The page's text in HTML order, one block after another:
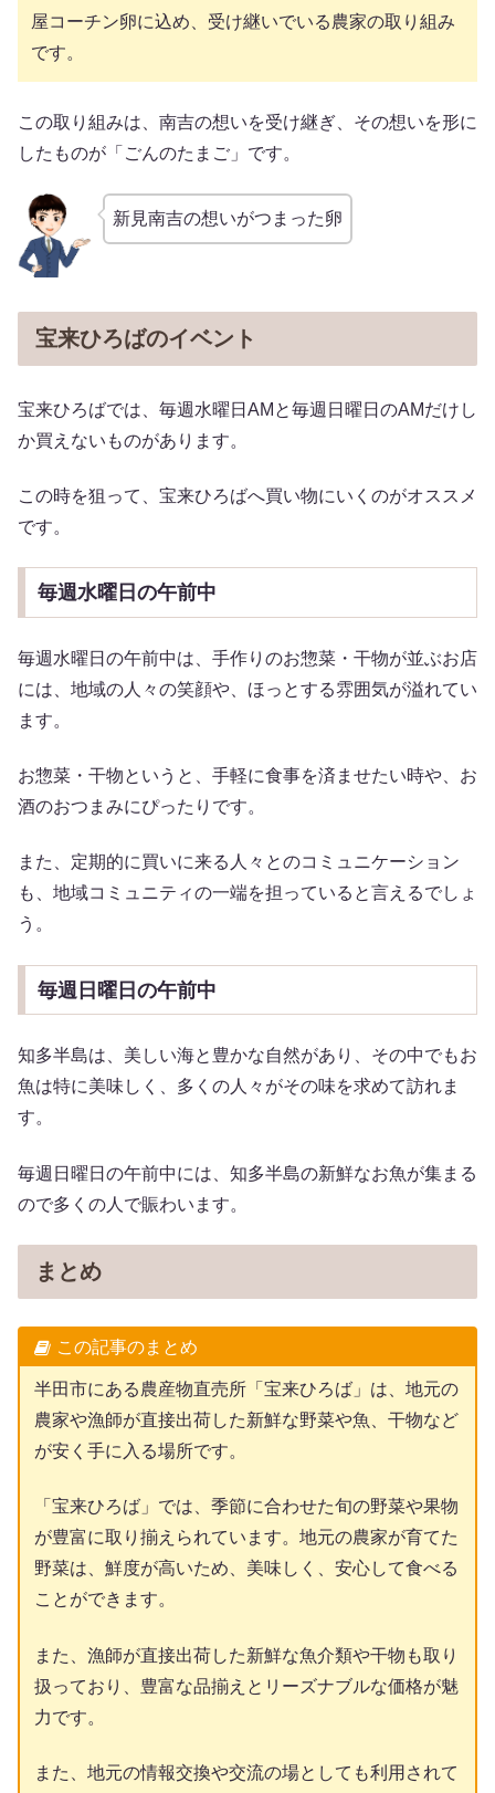
屋コーチン卵に込め、受け継いでいる農家の取り組み
です。
この取り組みは、南吉の想いを受け継ぎ、その想いを形に
したものが「ごんのたまご」です。
新見南吉の想いがつまった卵
宝来ひろばのイベント
宝来ひろばでは、毎週水曜日AMと毎週日曜日のAMだけし
か買えないものがあります。
この時を狙って、宝来ひろばへ買い物にいくのがオススメ
です。
毎週水曜日の午前中
毎週水曜日の午前中は、手作りのお惣菜・干物が並ぶお店
には、地域の人々の笑顔や、ほっとする雰囲気が溢れてい
ます。
お惣菜・干物というと、手軽に食事を済ませたい時や、お
酒のおつまみにぴったりです。
また、定期的に買いに来る人々とのコミュニケーション
も、地域コミュニティの一端を担っていると言えるでしょ
う。
毎週日曜日の午前中
知多半島は、美しい海と豊かな自然があり、その中でもお
魚は特に美味しく、多くの人々がその味を求めて訪れま
す。
毎週日曜日の午前中には、知多半島の新鮮なお魚が集まる
ので多くの人で賑わいます。
まとめ
この記事のまとめ
半田市にある農産物直売所「宝来ひろば」は、地元の
農家や漁師が直接出荷した新鮮な野菜や魚、干物など
が安く手に入る場所です。
「宝来ひろば」では、季節に合わせた旬の野菜や果物
が豊富に取り揃えられています。地元の農家が育てた
野菜は、鮮度が高いため、美味しく、安心して食べる
ことができます。
また、漁師が直接出荷した新鮮な魚介類や干物も取り
扱っており、豊富な品揃えとリーズナブルな価格が魅
力です。
また、地元の情報交換や交流の場としても利用されて